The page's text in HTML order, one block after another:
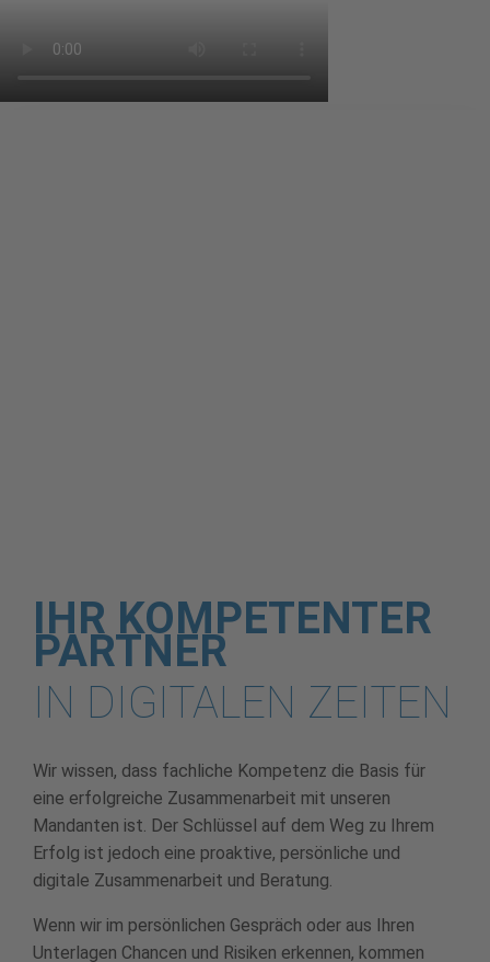
IHR KOMPETENTER
PARTNER
IN DIGITALEN ZEITEN
Wir wissen, dass fachliche Kompetenz die Basis für
eine erfolgreiche Zusammenarbeit mit unseren
Mandanten ist. Der Schlüssel auf dem Weg zu Ihrem
Erfolg ist jedoch eine proaktive, persönliche und
digitale Zusammenarbeit und Beratung.
Wenn wir im persönlichen Gespräch oder aus Ihren
Unterlagen Chancen und Risiken erkennen, kommen